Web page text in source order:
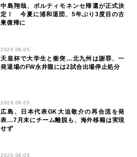
中島翔哉、ポルティモネンセ帰還が正式決
定！ 今夏に浦和退団、5年ぶり3度目の古
巣復帰に
2026.08.05
天皇杯で大学生と衝突…北九州は謝罪、一
発退場のFW永井龍には2試合出場停止処分
2026.08.05
広島、日本代表GK大迫敬介の再合流を発
表…7月末にチーム離脱も、海外移籍は実現
せず
2026.08.05